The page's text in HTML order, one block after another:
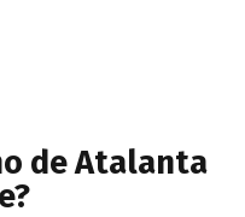
de Atalanta